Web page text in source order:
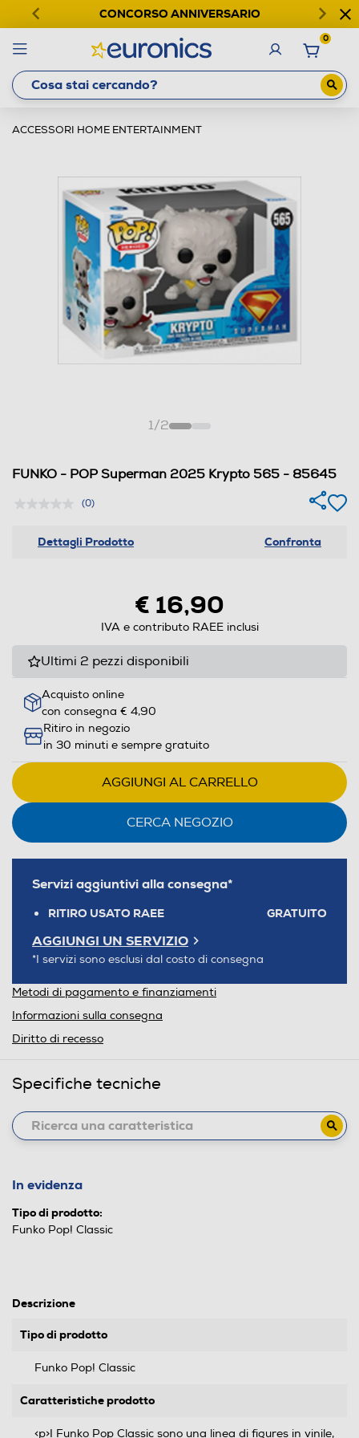
CONCORSO ANNIVERSARIO
0
ACCESSORI HOME ENTERTAINMENT
1/2
FUNKO - POP Superman 2025 Krypto 565 - 85645
(0)
Dettagli Prodotto Confronta
€ 16,90
IVA e contributo RAEE inclusi
Ultimi 2 pezzi disponibili
Acquisto online
con consegna € 4,90
Ritiro in negozio
in 30 minuti e sempre gratuito
AGGIUNGI AL CARRELLO
CERCA NEGOZIO
Servizi aggiuntivi alla consegna*
RITIRO USATO RAEE GRATUITO
AGGIUNGI UN SERVIZIO
*I servizi sono esclusi dal costo di consegna
Metodi di pagamento e finanziamenti
Informazioni sulla consegna
Diritto di recesso
Specifiche tecniche
In evidenza
Tipo di prodotto:
Funko Pop! Classic
Descrizione
Tipo di prodotto
Funko Pop! Classic
Caratteristiche prodotto
<p>I Funko Pop Classic sono una linea di figures in vinile,